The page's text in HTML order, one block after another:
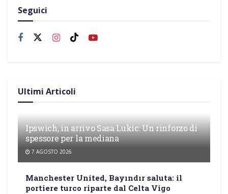
Seguici
Ultimi Articoli
Ipswich, in arrivo Sasa Lukic: Un rinforzo di
spessore per la mediana
7 AGOSTO 2026
Manchester United, Bayındır saluta: il
portiere turco riparte dal Celta Vigo